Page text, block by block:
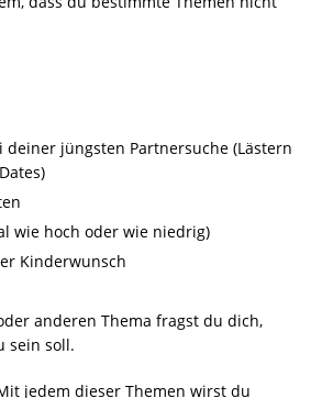
deiner jüngsten Partnersuche (Lästern
wie hoch oder wie niedrig)
Kinderwunsch
anderen Thema fragst du dich,
sein soll.
jedem dieser Themen wirst du